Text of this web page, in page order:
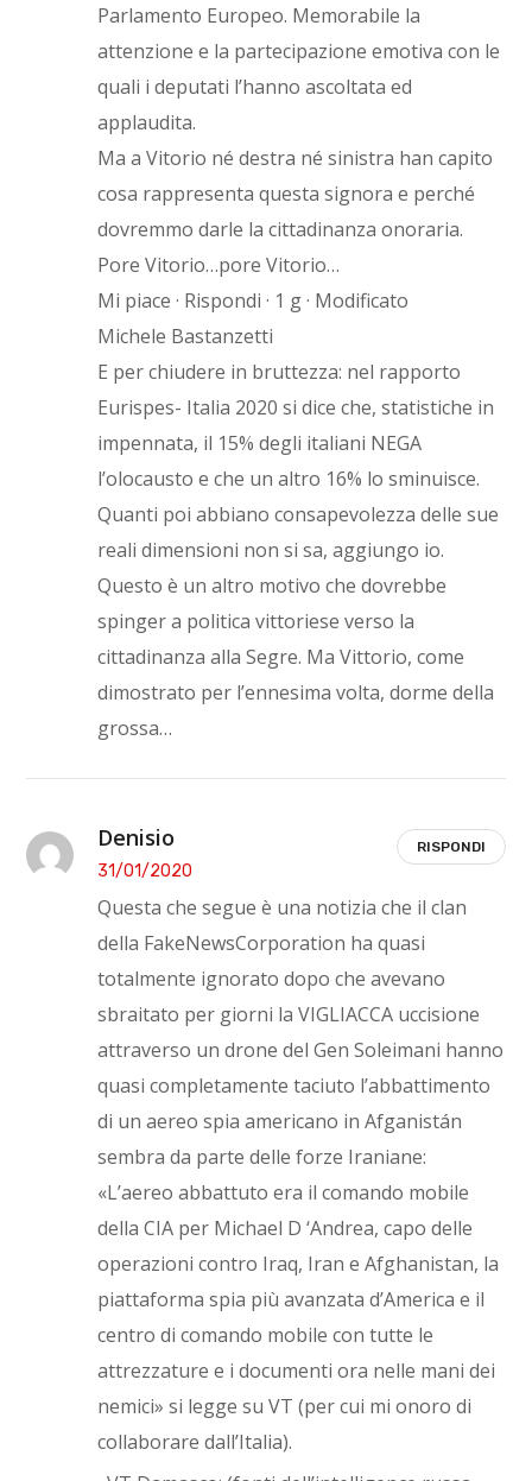
Parlamento Europeo. Memorabile la
attenzione e la partecipazione emotiva con le
quali i deputati l’hanno ascoltata ed
applaudita.
Ma a Vitorio né destra né sinistra han capito
cosa rappresenta questa signora e perché
dovremmo darle la cittadinanza onoraria.
Pore Vitorio…pore Vitorio…
Mi piace · Rispondi · 1 g · Modificato
Michele Bastanzetti
E per chiudere in bruttezza: nel rapporto
Eurispes- Italia 2020 si dice che, statistiche in
impennata, il 15% degli italiani NEGA
l’olocausto e che un altro 16% lo sminuisce.
Quanti poi abbiano consapevolezza delle sue
reali dimensioni non si sa, aggiungo io.
Questo è un altro motivo che dovrebbe
spinger a politica vittoriese verso la
cittadinanza alla Segre. Ma Vittorio, come
dimostrato per l’ennesima volta, dorme della
grossa…
Denisio
31/01/2020
Questa che segue è una notizia che il clan
della FakeNewsCorporation ha quasi
totalmente ignorato dopo che avevano
sbraitato per giorni la VIGLIACCA uccisione
attraverso un drone del Gen Soleimani hanno
quasi completamente taciuto l’abbattimento
di un aereo spia americano in Afganistán
sembra da parte delle forze Iraniane:
«L’aereo abbattuto era il comando mobile
della CIA per Michael D ‘Andrea, capo delle
operazioni contro Iraq, Iran e Afghanistan, la
piattaforma spia più avanzata d’America e il
centro di comando mobile con tutte le
attrezzature e i documenti ora nelle mani dei
nemici» si legge su VT (per cui mi onoro di
collaborare dall’Italia).
RISPONDI